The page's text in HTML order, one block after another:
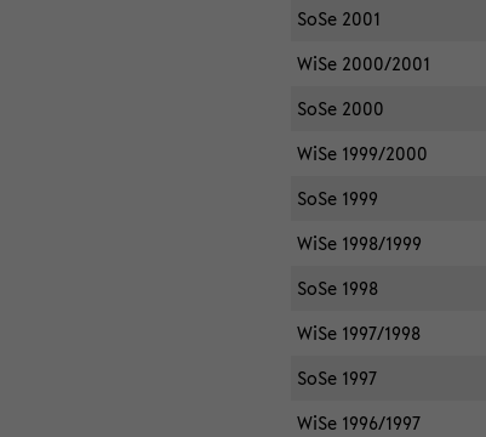
SoSe 2001
WiSe 2000/2001
SoSe 2000
WiSe 1999/2000
SoSe 1999
WiSe 1998/1999
SoSe 1998
WiSe 1997/1998
SoSe 1997
WiSe 1996/1997